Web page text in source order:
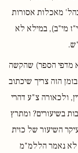
מאכלות אסורות
מי"ב), במילא לא
מדפי הספר) שהקשה
הזה צריך שיכתוב
ולכאורה צ"ע דהרי
בשיעורים? ומתרץ
השיעור של כזית
לא נאמר הללמ"מ